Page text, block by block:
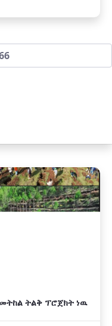
ትልቅ ፕሮጀክት ነዉ